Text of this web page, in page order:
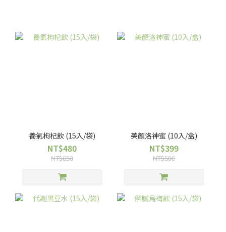
養氣枸杞飲 (15入/袋)
NT$480
NT$650
美顏洛神蜜 (10入/盒)
NT$399
NT$500